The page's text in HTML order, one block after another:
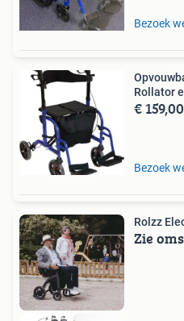
Bezoek
Rollator
€ 159,00
Bezoek
Rolzz
Zie